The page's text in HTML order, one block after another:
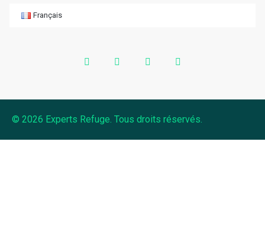
Français
© 2026 Experts Refuge. Tous droits réservés.